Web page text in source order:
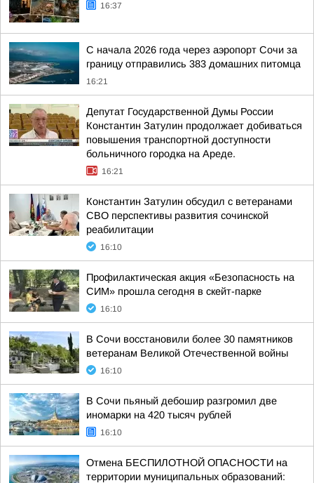
16:37
С начала 2026 года через аэропорт Сочи за
границу отправились 383 домашних питомца
16:21
Депутат Государственной Думы России
Константин Затулин продолжает добиваться
повышения транспортной доступности
больничного городка на Ареде.
16:21
Константин Затулин обсудил с ветеранами
СВО перспективы развития сочинской
реабилитации
16:10
Профилактическая акция «Безопасность на
СИМ» прошла сегодня в скейт-парке
16:10
В Сочи восстановили более 30 памятников
ветеранам Великой Отечественной войны
16:10
В Сочи пьяный дебошир разгромил две
иномарки на 420 тысяч рублей
16:10
Отмена БЕСПИЛОТНОЙ ОПАСНОСТИ на
территории муниципальных образований: